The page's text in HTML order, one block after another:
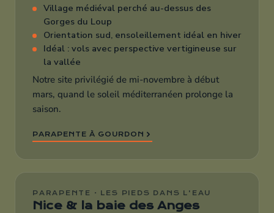
Village médiéval perché au-dessus des
Gorges du Loup
Orientation sud, ensoleillement idéal en hiver
Idéal : vols avec perspective vertigineuse sur
la vallée
Notre site privilégié de mi-novembre à début
mars, quand le soleil méditerranéen prolonge la
saison.
PARAPENTE À GOURDON
PARAPENTE · LES PIEDS DANS L'EAU
Nice & la baie des Anges